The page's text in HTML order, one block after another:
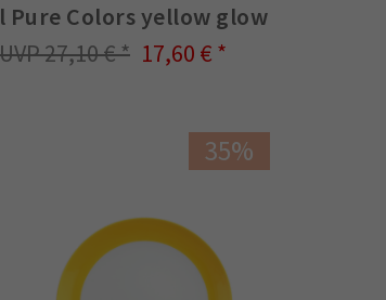
l Pure Colors yellow glow
27,10 €
17,60 €
35%